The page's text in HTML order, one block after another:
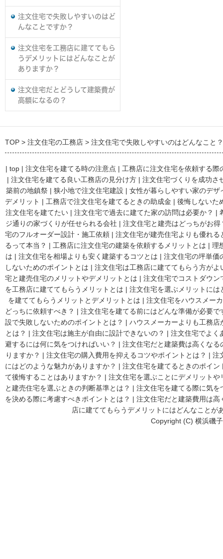
注文住宅で失敗しやすいのはど
んなことですか？
注文住宅を工務店に建ててもら
うデメリットにはどんなことが
ありますか？
注文住宅だとどうして建築費が
高額になるの？
TOP 注文住宅の工務店 注文住宅で失敗しやすいのはどんなこと？
| top | 注文住宅を建てる時の注意点 | 工務店に注文住宅を依頼する際
| 注文住宅を建てる良い工務店の見分け方 | 注文住宅づくりを成功さ
築前の地鎮祭 | 狭小地で注文住宅建設 | 女性が暮らしやすい家のデザ
デメリット | 工務店で注文住宅を建てるときの助成金 | 後悔しないた
注文住宅を建てたい | 注文住宅で過去に建てた家の訪問は必要か？ |
ジ通りの家づくりが任せられる会社 | 注文住宅と建売はどっちがお得
宅のフルオーダー設計・施工依頼 | 注文住宅が建売住宅よりも優れる
るって本当？ | 工務店に注文住宅の建築を依頼するメリットとは | 理
は | 注文住宅を相場よりも安く建築するコツとは | 注文住宅の坪単価
しないためのポイントとは | 注文住宅は工務店に建ててもらう方が
宅と建売住宅のメリットやデメリットとは | 注文住宅でコストダウ
を工務店に建ててもらうメリットとは | 注文住宅を選ぶメリットには
を建ててもらうメリットとデメリットとは | 注文住宅をハウスメー
どっちに依頼すべき？ | 注文住宅を建てる前にはどんな準備が必要で
設で失敗しないためのポイントとは？ | ハウスメーカーよりも工務店
とは？ | 注文住宅は施主が自由に設計できないの？ | 注文住宅でよく
避するには何に気をつければいい？ | 注文住宅だと建築費は高くなる
りますか？ | 注文住宅の購入費用を抑えるコツやポイントとは？ | 注
にはどのような魅力がありますか？ | 注文住宅を建てるときのポイン
て後悔することはありますか？ | 注文住宅を選ぶことにデメリットや
と建売住宅を選ぶときの判断基準とは？ | 注文住宅を建てる際に気
を決める際に考慮すべきポイントとは？ | 注文住宅だと建築費用は高
店に建ててもらうデメリットにはどんなことが
Copyright (C) 横浜磯